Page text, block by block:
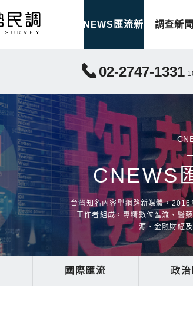
CNEWS匯流新聞 調查新聞
02-2747-1331
CNEWS
台灣知名內容型網路新媒體，
工作者組成，專精數位匯流、醫
源、金融財經
國際匯流 政治